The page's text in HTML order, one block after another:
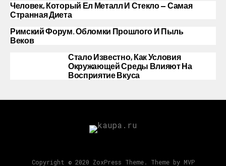
Человек, Который Ел Металл И Стекло — Самая
Странная Диета
Римский Форум. Обломки Прошлого И Пыль
Веков
Стало Известно, Как Условия
Окружающей Среды Влияют На
Восприятие Вкуса
Copyright © 2020 ZoxPress Theme. Theme by MVP